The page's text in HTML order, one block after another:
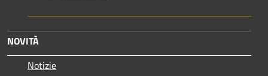
NOVITÀ
Notizie